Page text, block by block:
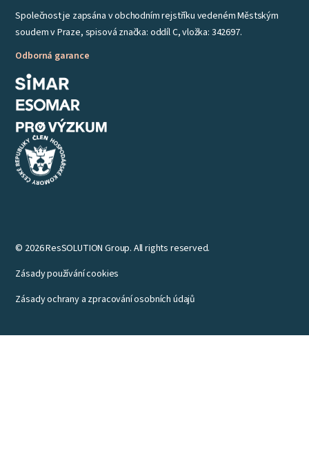
Společnost je zapsána v obchodním rejstříku vedeném Městským
soudem v Praze, spisová značka: oddíl C, vložka: 342697.
Odborná garance
© 2026 ResSOLUTION Group. All rights reserved.
Zásady používání cookies
Zásady ochrany a zpracování osobních údajů